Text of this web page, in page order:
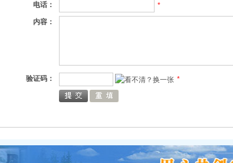
电话： *
内容：
验证码： *